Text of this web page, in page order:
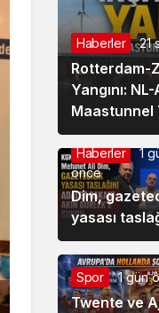
Alanında
Yürürlüğe
Haberler 21
Rotterdam-
Yangını:
Maastunnel
Haberler
1
önce
Dim,
yasası
Bakan
sundu
Spor 1 gün
Twente ve